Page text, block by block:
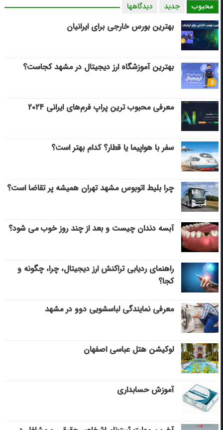
محبوب جدید دیدگاهها
بهترین بورس خارجی برای ایرانیان
بهترین آموزشگاه ارز دیجیتال در مشهد کجاست؟
معرفی محبوب ترین پراپ فرم‌های ایرانی ۲۰۲۴
سفر با هواپیما یا قطار؟ کدام بهتر است؟
چرا بلیط اتوبوس مشهد تهران همیشه پر تقاضا است؟
آبسه دندان چیست و بعد از چند روز خوب می‌ شود؟
راهنمای ردیابی تراکنش ارز دیجیتال، چرا، چگونه و
کجا؟
معرفی نمایندگی لباسشویی دوو در مشهد
لوکیشن هتل عباسی اصفهان
آموزش حسابداری